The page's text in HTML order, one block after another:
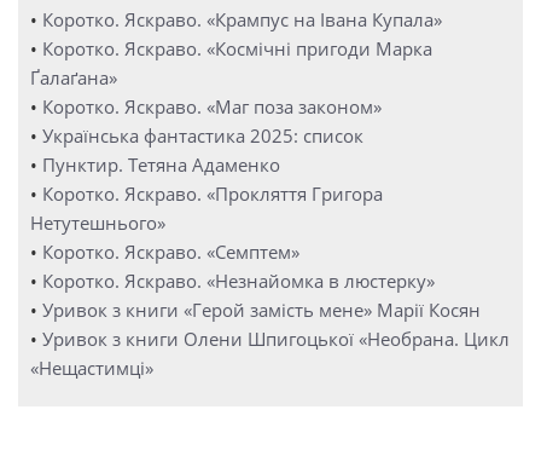
• Коротко. Яскраво. «Крампус на Івана Купала»
• Коротко. Яскраво. «Космічні пригоди Марка
Ґалаґана»
• Коротко. Яскраво. «Маг поза законом»
• Українська фантастика 2025: список
• Пунктир. Тетяна Адаменко
• Коротко. Яскраво. «Прокляття Григора
Нетутешнього»
• Коротко. Яскраво. «Семптем»
• Коротко. Яскраво. «Незнайомка в люстерку»
• Уривок з книги «Герой замість мене» Марії Косян
• Уривок з книги Олени Шпигоцької «Необрана. Цикл
«Нещастимці»